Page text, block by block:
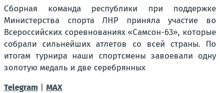
Сборная команда республики при поддержке
Министерства спорта ЛНР приняла участие во
Всероссийских соревнованиях «Самсон-63», которые
собрали сильнейших атлетов со всей страны. По
итогам турнира наши спортсмены завоевали одну
золотую медаль и две серебрянных
Telegram | MAX